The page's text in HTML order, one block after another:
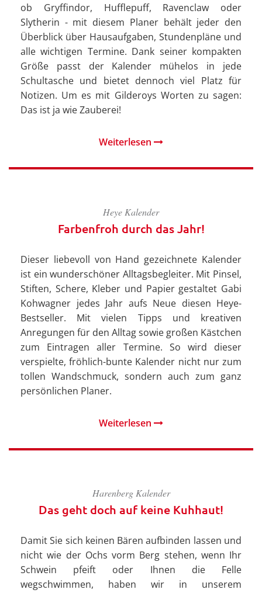
ob Gryffindor, Hufflepuff, Ravenclaw oder
Slytherin - mit diesem Planer behält jeder den
Überblick über Hausaufgaben, Stundenpläne und
alle wichtigen Termine. Dank seiner kompakten
Größe passt der Kalender mühelos in jede
Schultasche und bietet dennoch viel Platz für
Notizen. Um es mit Gilderoys Worten zu sagen:
Das ist ja wie Zauberei!
Weiterlesen
Heye Kalender
Farbenfroh durch das Jahr!
Dieser liebevoll von Hand gezeichnete Kalender
ist ein wunderschöner Alltagsbegleiter. Mit Pinsel,
Stiften, Schere, Kleber und Papier gestaltet Gabi
Kohwagner jedes Jahr aufs Neue diesen Heye-
Bestseller. Mit vielen Tipps und kreativen
Anregungen für den Alltag sowie großen Kästchen
zum Eintragen aller Termine. So wird dieser
verspielte, fröhlich-bunte Kalender nicht nur zum
tollen Wandschmuck, sondern auch zum ganz
persönlichen Planer.
Weiterlesen
Harenberg Kalender
Das geht doch auf keine Kuhhaut!
Damit Sie sich keinen Bären aufbinden lassen und
nicht wie der Ochs vorm Berg stehen, wenn Ihr
Schwein pfeift oder Ihnen die Felle
wegschwimmen, haben wir in unserem